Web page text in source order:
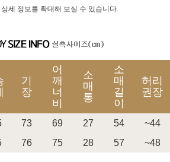
상세 정보를 확대해 보실 수 있습니다.
기
장
어
깨
너
비
소
매
통
소
매
길
이
허리
권장
73 69 27 54
~44
76 75 28 57 ~48